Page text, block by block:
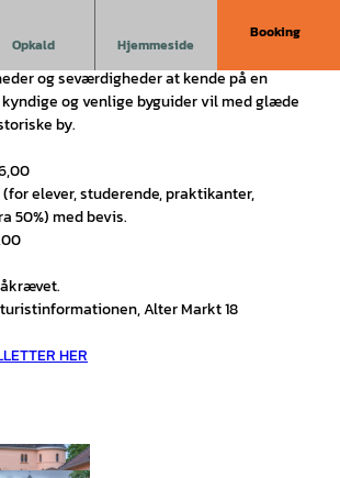
Opkald Hjemmeside
Booking
bymidte på en interessant byrundtur!
og seværdigheder at kende på en
og venlige byguider vil med glæde
by.
elever, studerende, praktikanter,
50%) med bevis.
Alter Markt 18
HER